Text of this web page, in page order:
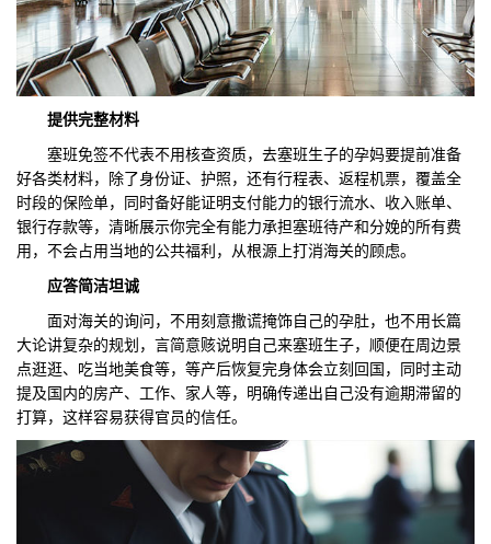
提供完整材料
塞班免签不代表不用核查资质，去塞班生子的孕妈要提前准备
好各类材料，除了身份证、护照，还有行程表、返程机票，覆盖全
时段的保险单，同时备好能证明支付能力的银行流水、收入账单、
银行存款等，清晰展示你完全有能力承担塞班待产和分娩的所有费
用，不会占用当地的公共福利，从根源上打消海关的顾虑。
应答简洁坦诚
面对海关的询问，不用刻意撒谎掩饰自己的孕肚，也不用长篇
大论讲复杂的规划，言简意赅说明自己来塞班生子，顺便在周边景
点逛逛、吃当地美食等，等产后恢复完身体会立刻回国，同时主动
提及国内的房产、工作、家人等，明确传递出自己没有逾期滞留的
打算，这样容易获得官员的信任。